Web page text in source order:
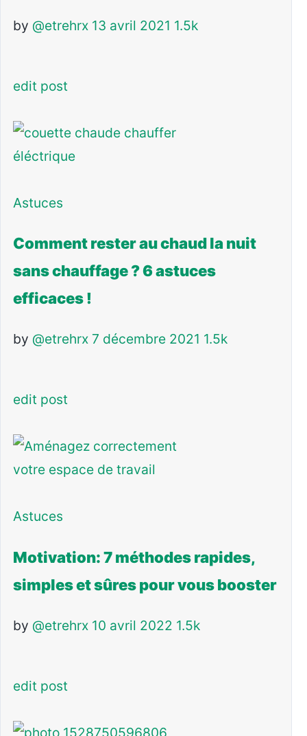
by @etrehrx 13 avril 2021 1.5k
edit post
Astuces
Comment rester au chaud la nuit
sans chauffage ? 6 astuces
efficaces !
by @etrehrx 7 décembre 2021 1.5k
edit post
Astuces
Motivation: 7 méthodes rapides,
simples et sûres pour vous booster
by @etrehrx 10 avril 2022 1.5k
edit post